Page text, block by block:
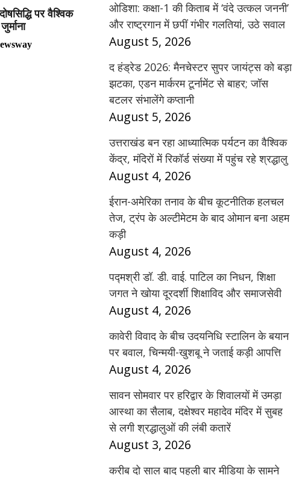
पर वैश्विक
ओडिशा: कक्षा-1 की किताब में ‘वंदे उत्कल जननी’
और राष्ट्रगान में छपीं गंभीर गलतियां, उठे सवाल
August 5, 2026
द हंड्रेड 2026: मैनचेस्टर सुपर जायंट्स को बड़ा
झटका, एडन मार्करम टूर्नामेंट से बाहर; जॉस
बटलर संभालेंगे कप्तानी
August 5, 2026
उत्तराखंड बन रहा आध्यात्मिक पर्यटन का वैश्विक
केंद्र, मंदिरों में रिकॉर्ड संख्या में पहुंच रहे श्रद्धालु
August 4, 2026
ईरान-अमेरिका तनाव के बीच कूटनीतिक हलचल
तेज, ट्रंप के अल्टीमेटम के बाद ओमान बना अहम
कड़ी
August 4, 2026
पद्मश्री डॉ. डी. वाई. पाटिल का निधन, शिक्षा
जगत ने खोया दूरदर्शी शिक्षाविद और समाजसेवी
August 4, 2026
कावेरी विवाद के बीच उदयनिधि स्टालिन के बयान
पर बवाल, चिन्मयी-खुशबू ने जताई कड़ी आपत्ति
August 4, 2026
सावन सोमवार पर हरिद्वार के शिवालयों में उमड़ा
आस्था का सैलाब, दक्षेश्वर महादेव मंदिर में सुबह
से लगी श्रद्धालुओं की लंबी कतारें
August 3, 2026
करीब दो साल बाद पहली बार मीडिया के सामने